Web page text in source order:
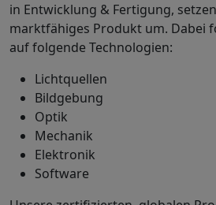
in Entwicklung & Fertigung,
marktfähiges Produkt um. Dabei
auf folgende Technologien:
Lichtquellen
Bildgebung
Optik
Mechanik
Elektronik
Software